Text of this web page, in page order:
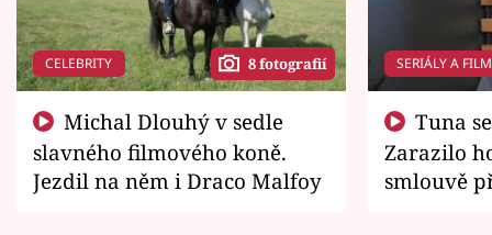
CELEBRITY 8 fotografií
slavného filmového koně.
Jezdil na něm i Draco Malfoy
SERIÁLY A
Zarazilo
smlouvě